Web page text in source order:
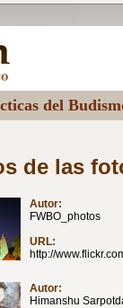
del
de las
Autor:
FWBO_photos
URL:
http://
Autor:
Himanshu